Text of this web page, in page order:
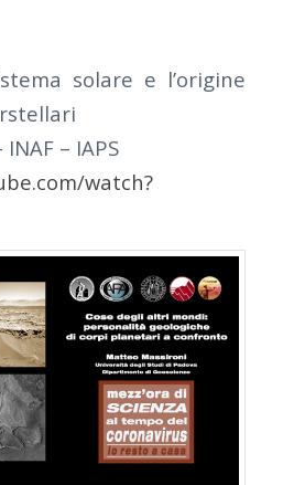
solare e l’origine
– IAPS
watch?